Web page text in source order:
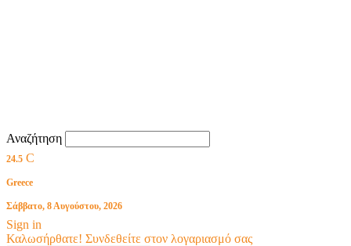
Αναζήτηση
24.5 C
Greece
Σάββατο, 8 Αυγούστου, 2026
Sign in
Καλωσήρθατε! Συνδεθείτε στον λογαριασμό σας